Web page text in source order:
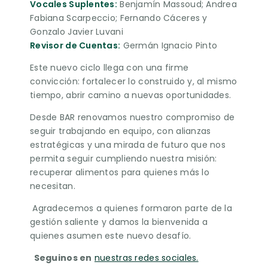
Vocales Suplentes: Benjamín Massoud; Andrea
Fabiana Scarpeccio; Fernando Cáceres y
Gonzalo Javier Luvani
Revisor de Cuentas: Germán Ignacio Pinto
Este nuevo ciclo llega con una firme
convicción: fortalecer lo construido y, al mismo
tiempo, abrir camino a nuevas oportunidades.
Desde BAR renovamos nuestro compromiso de
seguir trabajando en equipo, con alianzas
estratégicas y una mirada de futuro que nos
permita seguir cumpliendo nuestra misión:
recuperar alimentos para quienes más lo
necesitan.
Agradecemos a quienes formaron parte de la
gestión saliente y damos la bienvenida a
quienes asumen este nuevo desafío.
Seguinos en nuestras redes sociales.